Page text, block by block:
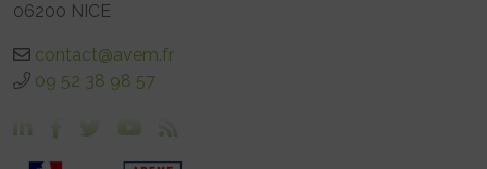
06200 NICE
contact@avem.fr
09 52 38 98 57